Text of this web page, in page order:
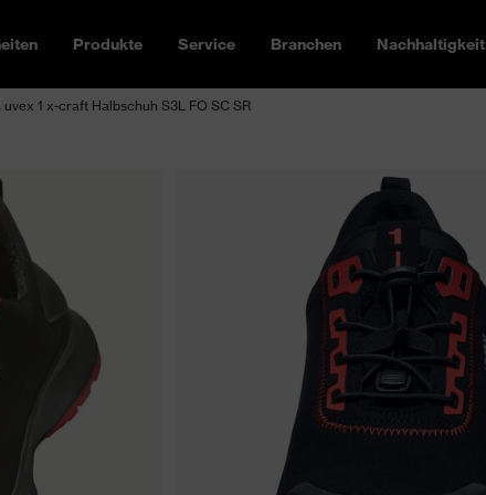
Produkte Service Branchen Nachhaltigkeit
uvex 1 x-craft Halbschuh S3L FO SC SR